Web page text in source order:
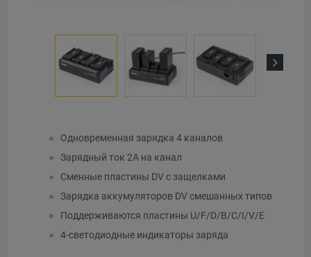
Одновременная зарядка 4 каналов
Зарядный ток 2А на канал
Сменные пластины DV с защелками
Зарядка аккумуляторов DV смешанных типов
Поддерживаются пластины U/F/D/B/C/I/V/E
4-светодиодные индикаторы заряда